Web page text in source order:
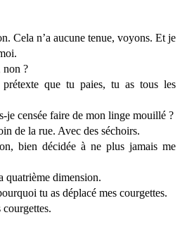
Cela n’a aucune tenue, voyons. Et je
non ?
que tu paies, tu as tous les
je censée faire de mon linge mouillé ?
de la rue. Avec des séchoirs.
bien décidée à ne plus jamais me
quatrième dimension.
tu as déplacé mes courgettes.
courgettes.